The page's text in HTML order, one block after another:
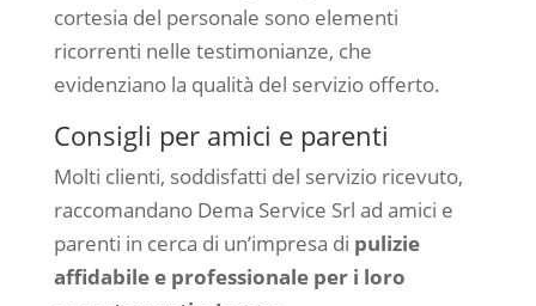
cortesia del personale sono elementi
ricorrenti nelle testimonianze, che
evidenziano la qualità del servizio offerto.
Consigli per amici e parenti
Molti clienti, soddisfatti del servizio ricevuto,
raccomandano Dema Service Srl ad amici e
parenti in cerca di un’impresa di pulizie
affidabile e professionale per i loro